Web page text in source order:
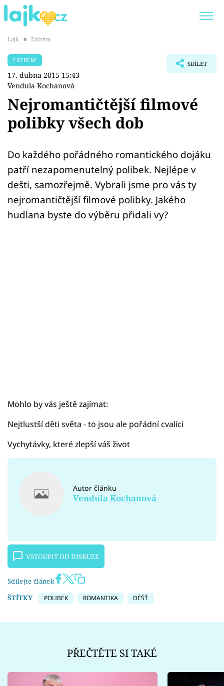
SHOPAHOLICADEL
Témata
Showbyznys
Youtubeři
Virály
Lajk ■ Extrém
EXTRÉM
17. dubna 2015 15:43
Vendula Kochanová
SDÍLET
Nejromantičtější filmové
polibky všech dob
Do každého pořádného romantického dojáku
patří nezapomenutelný polibek. Nejlépe v
dešti, samozřejmě. Vybrali jsme pro vás ty
nejromantičtější filmové polibky. Jakého
hudlana byste do výběru přidali vy?
Mohlo by vás ještě zajímat:
Nejtlustší děti světa - to jsou ale pořádní cvalíci
Vychytávky, které zlepší váš život
Autor článku
Vendula Kochanová
VSTOUPIT DO DISKUZE
Sdílejte článek
ŠTÍTKY
POLIBEK ROMANTIKA DÉŠŤ
PŘEČTĚTE SI TAKÉ